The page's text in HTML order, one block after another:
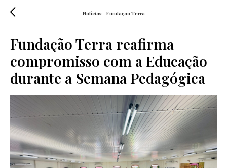
Notícias - Fundação Terra
Fundação Terra reafirma
compromisso com a Educação
durante a Semana Pedagógica